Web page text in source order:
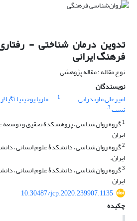
تدوین درمان‌ شناختی -
فرهنگ ایرانی
نوع مقاله : مقاله پژوهشی
نویسندگان
امیرعلی مازندرانی
1 ماریا یوجینیا
نسب3
1گروه روان‌شناسی، پژوهشکدة تحقیق و توسعة
ایران
2گروه روان‌شناسی، دانشکدۀ علوم انسانی،
ایران.
3گروه روان‌شناسی، دانشکدۀ علوم انسانی،
ایران
10.30487/jcp.2020.239907.1135
چکیده